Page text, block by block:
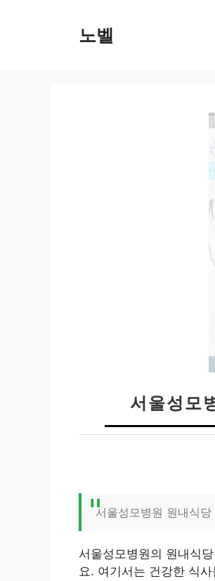
노벨
서울성모
서울성모병원 원내식
서울성모병원의 원내식
요. 여기서는 건강한 식